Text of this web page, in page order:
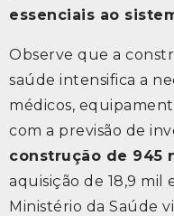
essenciais ao
Observe que a
saúde intensifica a
médicos,
com a previsão de
construção de 945
aquisição de 18,9
Ministério da Saúde